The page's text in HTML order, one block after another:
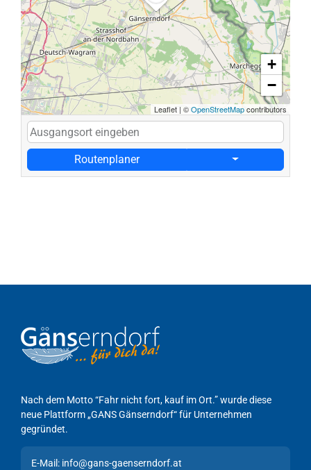
+
−
Leaflet | ©OpenStreetMapcontributors
Routenplaner
Nach dem Motto “Fahr nicht fort, kauf im Ort.” wurde diese
neue Plattform „GANS Gänserndorf“ für Unternehmen
gegründet.
E-Mail: info@gans-gaenserndorf.at